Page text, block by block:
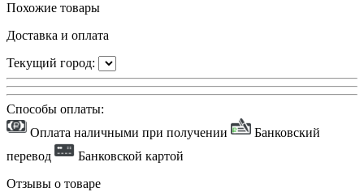
Похожие товары
Доставка и оплата
Текущий город:
Способы оплаты:
Оплата наличными при получении
Банковский
перевод
Банковской картой
Отзывы о товаре